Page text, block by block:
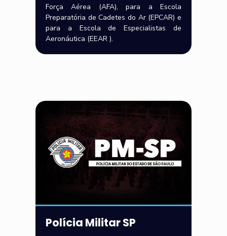
Força Aérea (AFA), para a Escola
Preparatória de Cadetes do Ar (EPCAR) e
para a Escola de Especialistas de
Aeronáutica (EEAR ).
Polícia Militar SP